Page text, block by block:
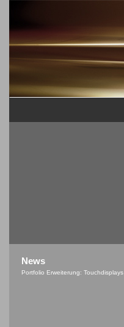
News
Portfolio Erweiterung: Touchdisplays